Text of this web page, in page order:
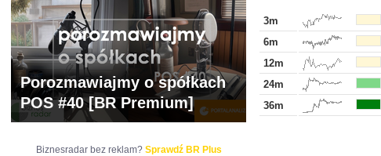
3m
6m
12m
24m
36m
Porozmawiajmy o spółkach
POS #40 [BR Premium]
Biznesradar bez reklam? Sprawdź BR Plus